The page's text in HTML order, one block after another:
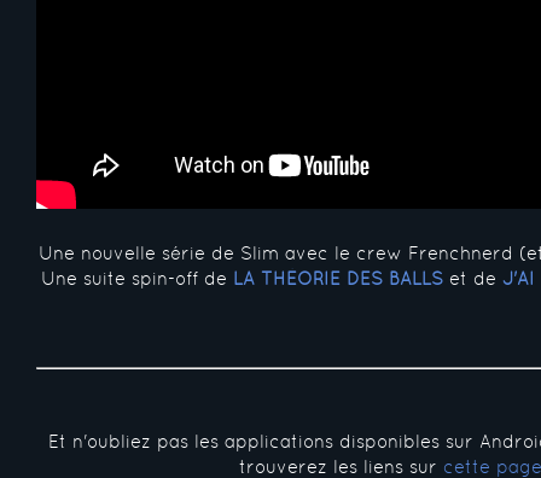
Une nouvelle série de Slim avec le crew Frenchnerd
Une suite spin-off de LA THÉORIE DES BALLS et de J'AI
Et n'oubliez pas les applications disponibles sur
trouverez les liens sur cette page